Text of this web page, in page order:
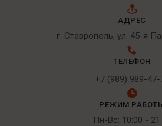
АДРЕС
г. Ставрополь, ул. 45-я
ТЕЛЕФОН
+7 (989) 989-47-
РЕЖИМ
Пн-Вс: 10:00 -